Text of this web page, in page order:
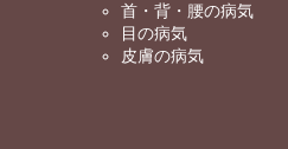
首・背・腰の病気
目の病気
皮膚の病気